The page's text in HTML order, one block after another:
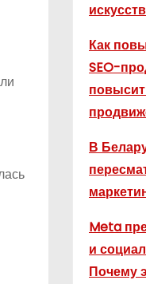
Как
SEO-
В
Meta
и
Почему